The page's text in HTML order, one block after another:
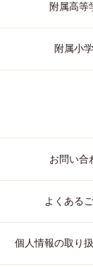
附属高等
附属小
お問い合
よくある
個人情報の取り